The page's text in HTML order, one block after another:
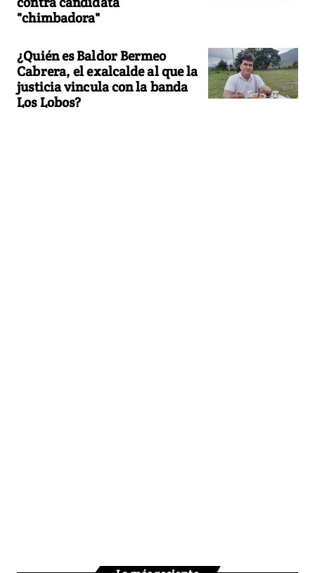
"chimbadora"
¿Quién es Baldor Bermeo
Cabrera, el exalcalde al que la
justicia vincula con la banda
Los Lobos?